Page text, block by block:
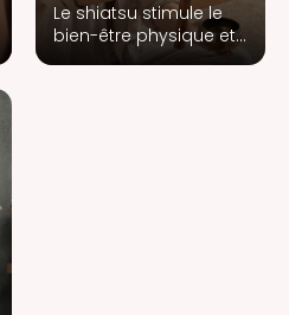
Le shiatsu stimule le
bien-être physique et
émotionnel par des